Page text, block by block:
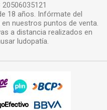
20506035121
18 años. Infórmate del
en nuestros puntos de venta.
a distancia realizados en
ludopatía.